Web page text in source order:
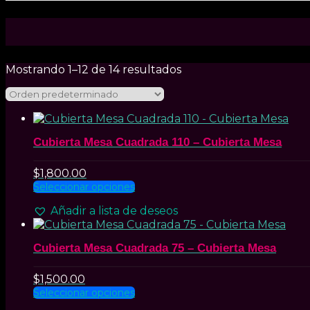
Mostrando 1–12 de 14 resultados
Cubierta Mesa Cuadrada 110 – Cubierta Mesa
$1,800.00
Seleccionar opcionesEste
tiene
múltiples
Las
pueden
Añadir a lista de deseos
Cubierta Mesa Cuadrada 75 – Cubierta Mesa
$1,500.00
Seleccionar opcionesEste